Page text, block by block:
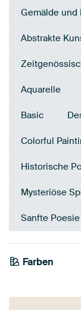
Gemälde und
Abstrakte
Aquarelle
Basic
Colorful
Historische
Mysteriöse
Sanfte Poesie
Farben
Mauve
Lila
Salbeigrün